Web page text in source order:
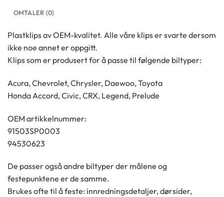
OMTALER (0)
Plastklips av OEM-kvalitet. Alle våre klips er svarte dersom
ikke noe annet er oppgitt.
Klips som er produsert for å passe til følgende biltyper:
Acura, Chevrolet, Chrysler, Daewoo, Toyota
Honda Accord, Civic, CRX, Legend, Prelude
OEM artikkelnummer:
91503SP0003
94530623
De passer også andre biltyper der målene og
festepunktene er de samme.
Brukes ofte til å feste: innredningsdetaljer, dørsider,